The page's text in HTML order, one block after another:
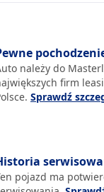
należy do
firm
Sprawdź
pojazd ma